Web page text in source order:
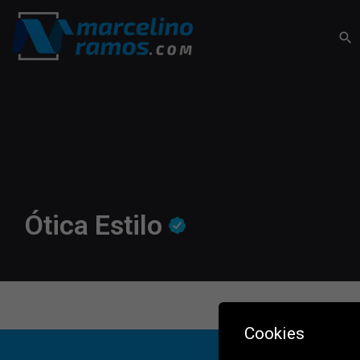
Ótica Estilo
Cookies